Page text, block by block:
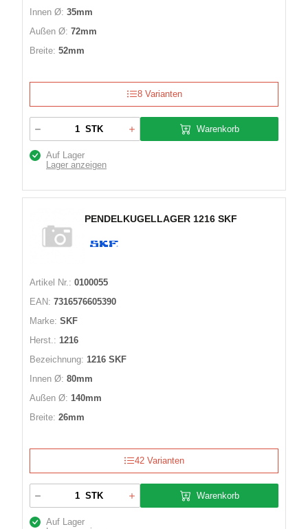
Innen Ø: 35mm
Außen Ø: 72mm
Breite: 52mm
8 Varianten
STK Warenkorb
Auf Lager
Lager anzeigen
PENDELKUGELLAGER 1216 SKF
Artikel Nr.: 0100055
EAN: 7316576605390
Marke: SKF
Herst.: 1216
Bezeichnung: 1216 SKF
Innen Ø: 80mm
Außen Ø: 140mm
Breite: 26mm
42 Varianten
STK Warenkorb
Auf Lager